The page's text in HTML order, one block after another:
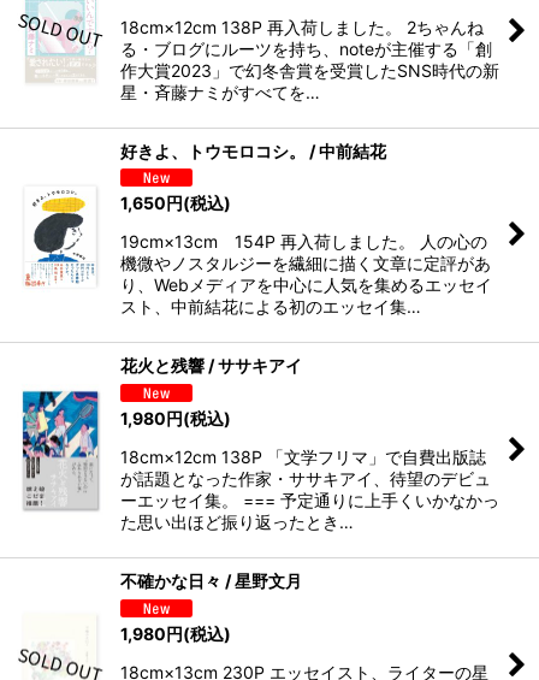
18cm×12cm 138P 再入荷しました。 2ちゃんね
る・ブログにルーツを持ち、noteが主催する「創
作大賞2023」で幻冬舎賞を受賞したSNS時代の新
星・斉藤ナミがすべてを…
好きよ、トウモロコシ。 / 中前結花
1,650円(税込)
19cm×13cm 154P 再入荷しました。 人の心の
機微やノスタルジーを繊細に描く文章に定評があ
り、Webメディアを中心に人気を集めるエッセイ
スト、中前結花による初のエッセイ集…
花火と残響 / ササキアイ
1,980円(税込)
18cm×12cm 138P 「文学フリマ」で自費出版誌
が話題となった作家・ササキアイ、待望のデビュ
ーエッセイ集。 === 予定通りに上手くいかなかっ
た思い出ほど振り返ったとき…
不確かな日々 / 星野文月
1,980円(税込)
18cm×13cm 230P エッセイスト、ライターの星